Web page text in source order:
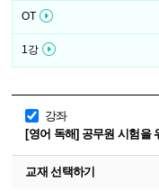
OT
1강
강좌
[영어 독해] 공무원 시험을
교재 선택하기